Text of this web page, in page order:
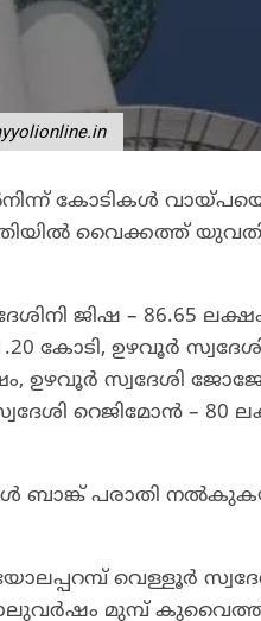
കോ​ടി​ക​ൾ
വൈ​ക്ക​ത്ത്
ജി​ഷ – 86.65
1.20 കോ​ടി, ഉ​ഴ​വൂ​ർ
ഉ​ഴ​വൂ​ർ സ്വ​ദേ​ശി ജോ​ജോ
റെ​ജി​മോ​ൻ –
ബാ​ങ്ക്​ പ​രാ​തി
വെ​ള്ളൂ​ർ
മു​മ്പ്